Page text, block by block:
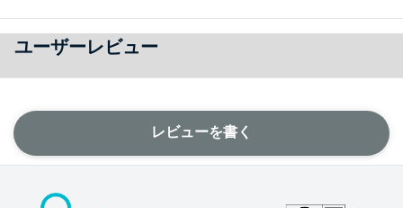
ユーザーレビュー
レビューを書く